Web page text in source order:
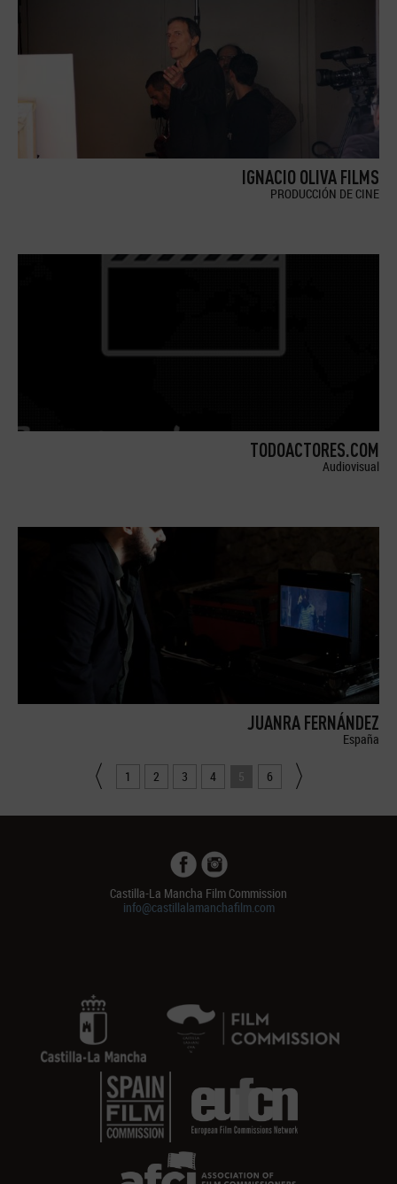
IGNACIO OLIVA FILMS
PRODUCCIÓN DE CINE
TODOACTORES.COM
Audiovisual
JUANRA FERNÁNDEZ
España
1 2 3 4 5 6
Castilla-La Mancha Film Commission
info@castillalamanchafilm.com